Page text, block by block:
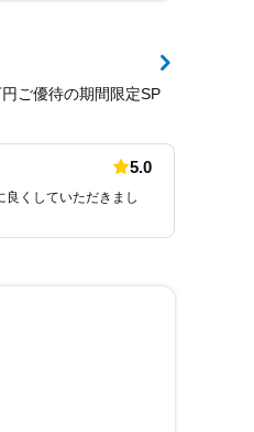
ご優待の期間限定SP
5.0
くしていただきまし